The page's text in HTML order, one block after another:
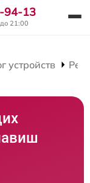
94-13
21:00
устройств